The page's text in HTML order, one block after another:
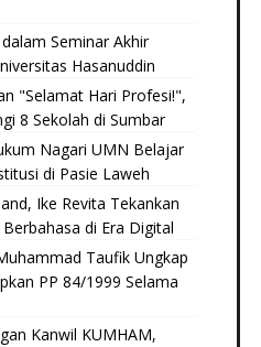
Seminar Akhir
Hasanuddin
"Selamat Hari Profesi!",
8 Sekolah di Sumbar
Nagari UMN Belajar
di Pasie Laweh
Ike Revita Tekankan
di Era Digital
Taufik Ungkap
PP 84/1999 Selama
Kanwil KUMHAM,